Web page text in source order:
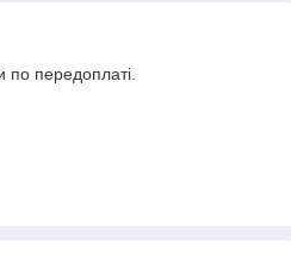
по передоплаті.